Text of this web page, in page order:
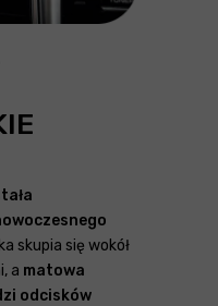
skupia się wokół
a matowa
odcisków